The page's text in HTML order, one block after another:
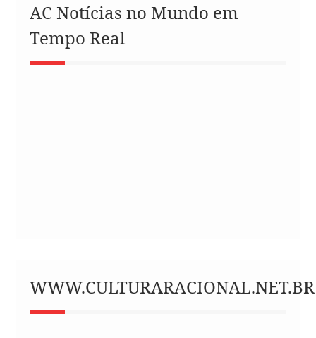
AC Notícias no Mundo em
Tempo Real
WWW.CULTURARACIONAL.NET.BR